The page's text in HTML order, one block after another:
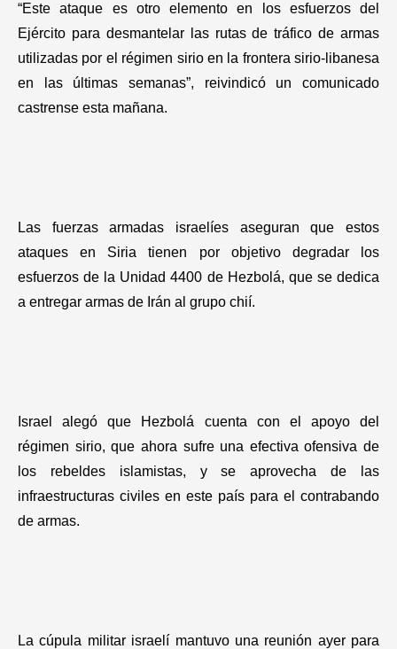
“Este ataque es otro elemento en los esfuerzos del
Ejército para desmantelar las rutas de tráfico de armas
utilizadas por el régimen sirio en la frontera sirio-libanesa
en las últimas semanas”, reivindicó un comunicado
castrense esta mañana.
Las fuerzas armadas israelíes aseguran que estos
ataques en Siria tienen por objetivo degradar los
esfuerzos de la Unidad 4400 de Hezbolá, que se dedica
a entregar armas de Irán al grupo chií.
Israel alegó que Hezbolá cuenta con el apoyo del
régimen sirio, que ahora sufre una efectiva ofensiva de
los rebeldes islamistas, y se aprovecha de las
infraestructuras civiles en este país para el contrabando
de armas.
La cúpula militar israelí mantuvo una reunión ayer para